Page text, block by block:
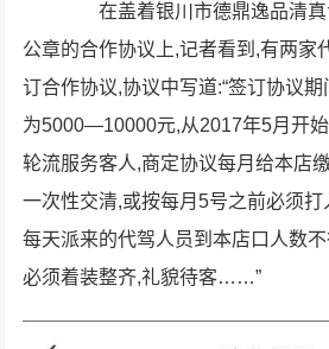
在盖着银川市德鼎逸品清真
公章的合作协议上,记者看到,有两家
订合作协议,协议中写道:“签订协议
为5000—10000元,从2017年5月开
轮流服务客人,商定协议每月给本店
一次性交清,或按每月5号之前必须打
每天派来的代驾人员到本店口人数
必须着装整齐,礼貌待客……”